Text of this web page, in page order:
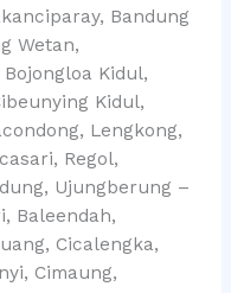
Bandung
Wetan,
Kidul,
Kidul,
Lengkong,
Regol,
Ujungberung –
Baleendah,
Cicalengka,
Cimaung,